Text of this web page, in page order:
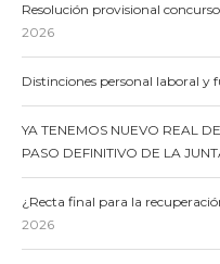
Resolución provisional
2026
Distinciones personal laboral y
YA TENEMOS NUEVO REAL
PASO DEFINITIVO DE LA
¿Recta final para la
2026